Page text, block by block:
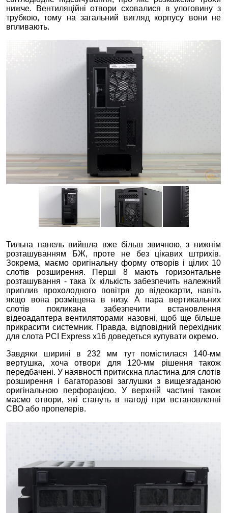
нижче. Вентиляційні отвори сховалися в улоговину з
трубкою, тому на загальний вигляд корпусу вони не
впливають.
Тильна панель вийшла вже більш звичною, з нижнім
розташуванням БЖ, проте не без цікавих штрихів.
Зокрема, маємо оригінальну форму отворів і цілих 10
слотів розширення. Перші 8 мають горизонтальне
розташування - така їх кількість забезпечить належний
приплив прохолодного повітря до відеокарти, навіть
якщо вона розміщена в низу. А пара вертикальних
слотів покликана забезпечити встановлення
відеоадаптера вентиляторами назовні, щоб ще більше
прикрасити системник. Правда, відповідний перехідник
для слота PCI Express x16 доведеться купувати окремо.
Завдяки ширині в 232 мм тут помістилася 140-мм
вертушка, хоча отвори для 120-мм рішення також
передбачені. У наявності притискна пластина для слотів
розширення і багаторазові заглушки з вищезгаданою
оригінальною перфорацією. У верхній частині також
маємо отвори, які стануть в нагоді при встановленні
СВО або пропелерів.